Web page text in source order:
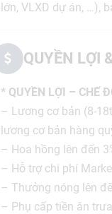
lớn, VLXD dự án, …),
QUYỀN LỢI
* QUYỀN LỢI – CHẾ
– Lương cơ bản (8-
lương cơ bản hàng
– Hoa hồng lên đến
– Hỗ trợ chi phí
– Thưởng nóng lên
– Phụ cấp tiền ăn